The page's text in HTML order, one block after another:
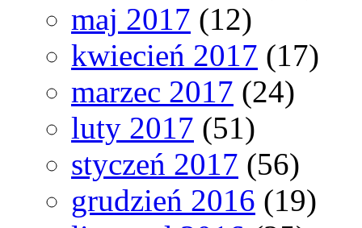
maj 2017 (12)
kwiecień 2017 (17)
marzec 2017 (24)
luty 2017 (51)
styczeń 2017 (56)
grudzień 2016 (19)